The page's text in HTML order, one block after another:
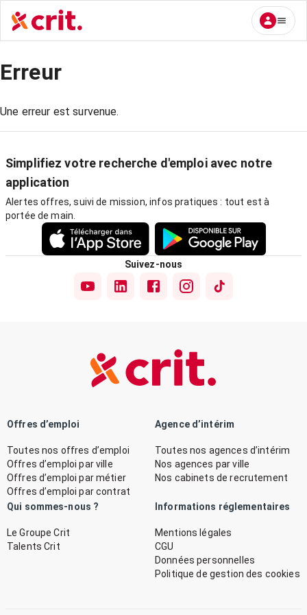
Erreur
Une erreur est survenue.
Simplifiez votre recherche d'emploi avec notre
application
Alertes offres, suivi de mission, infos pratiques : tout est à
portée de main.
Suivez-nous
Offres d’emploi
Toutes nos offres d’emploi
Offres d’emploi par ville
Offres d’emploi par métier
Offres d’emploi par contrat
Agence d’intérim
Toutes nos agences d’intérim
Nos agences par ville
Nos cabinets de recrutement
Qui sommes-nous ?
Le Groupe Crit
Talents Crit
Informations réglementaires
Mentions légales
CGU
Données personnelles
Politique de gestion des cookies